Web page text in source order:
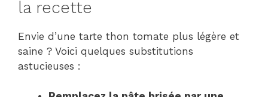
la recette
Envie d’une tarte thon tomate plus légère et
saine ? Voici quelques substitutions
astucieuses :